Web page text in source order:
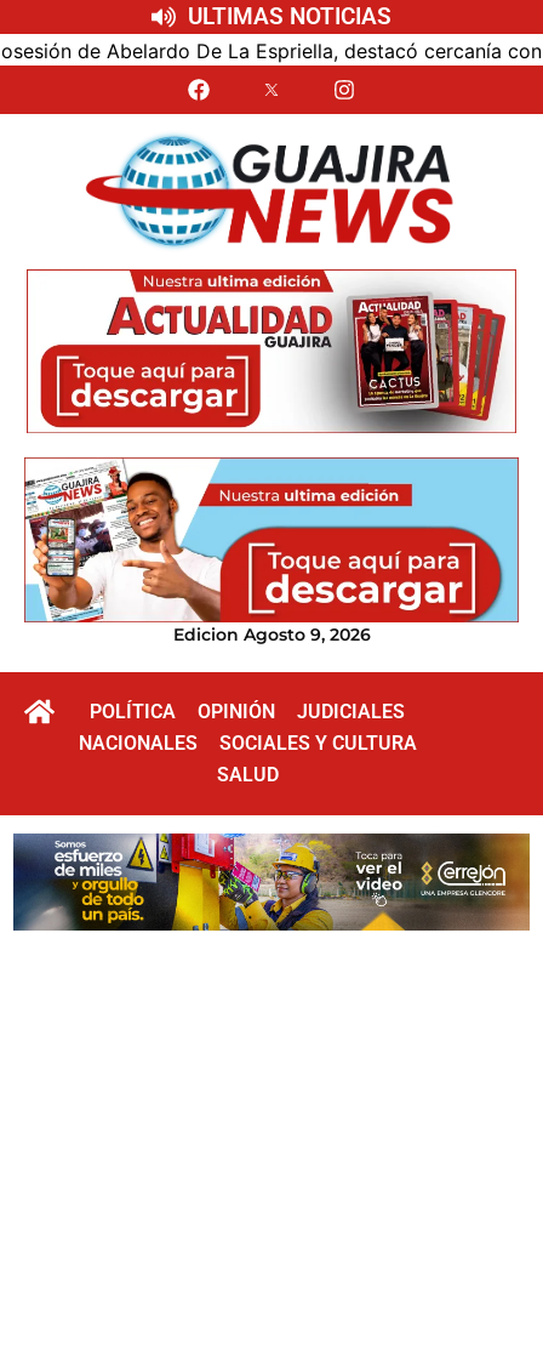
ULTIMAS NOTICIAS
de Abelardo De La Espriella, destacó cercanía con el
Edicion Agosto 9, 2026
POLÍTICA OPINIÓN
JUDICIALES
NACIONALES
SOCIALES Y CULTURA
SALUD